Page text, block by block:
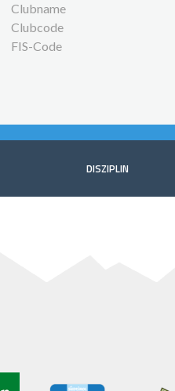
Clubname
Clubcode
FIS-Code
DISZIPLIN